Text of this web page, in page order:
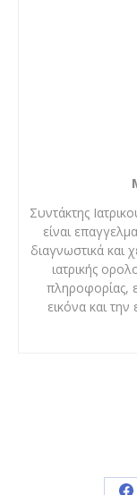
Συντάκτης
είναι
διαγνωστικά και
ιατρικής
πληροφορίας,
εικόνα και